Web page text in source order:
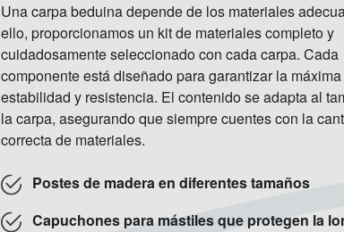
Una carpa beduina depende de los materiales
ello, proporcionamos un kit de materiales completo y
cuidadosamente seleccionado con cada carpa. Cada
componente está diseñado para garantizar la máxima
estabilidad y resistencia. El contenido se adapta al
la carpa, asegurando que siempre cuentes con la
correcta de materiales.
Postes de madera en diferentes tamaños
Capuchones para mástiles que protegen la